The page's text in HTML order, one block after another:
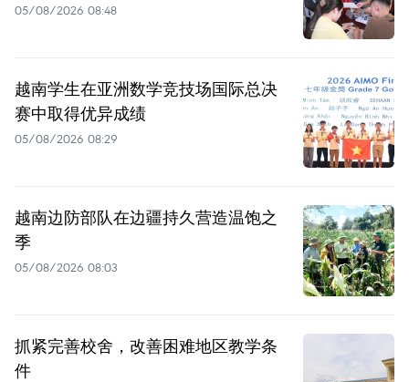
05/08/2026 08:48
越南学生在亚洲数学竞技场国际总决
赛中取得优异成绩
05/08/2026 08:29
越南边防部队在边疆持久营造温饱之
季
05/08/2026 08:03
抓紧完善校舍，改善困难地区教学条
件